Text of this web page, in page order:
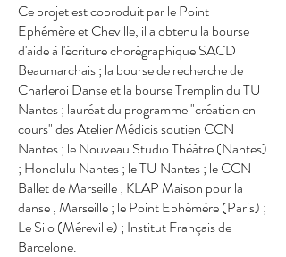
Ce projet est coproduit par le Point
Ephémère et Cheville, il a obtenu la bourse
d'aide à l'écriture chorégraphique SACD
Beaumarchais ; la bourse de recherche de
Charleroi Danse et la bourse Tremplin du TU
Nantes ; lauréat du programme "création en
cours" des Atelier Médicis soutien CCN
Nantes ; le Nouveau Studio Théâtre (Nantes)
; Honolulu Nantes ; le TU Nantes ; le CCN
Ballet de Marseille ; KLAP Maison pour la
danse , Marseille ; le Point Ephémère (Paris) ;
Le Silo (Méreville) ; Institut Français de
Barcelone.